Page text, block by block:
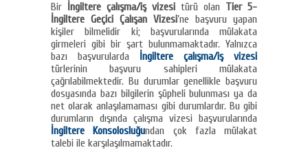
Bir İngiltere çalışma/iş vizesi türü olan Tier 5-
İngiltere Geçici Çalışan Vizesi’ne başvuru yapan
kişiler bilmelidir ki; başvurularında mülakata
girmeleri gibi bir şart bulunmamaktadır. Yalnızca
bazı başvurularda İngiltere çalışma/iş vizesi
türlerinin başvuru sahipleri mülakata
çağrılabilmektedir. Bu durumlar genellikle başvuru
dosyasında bazı bilgilerin şüpheli bulunması ya da
net olarak anlaşılamaması gibi durumlardır. Bu gibi
durumların dışında çalışma vizesi başvurularında
İngiltere Konsolosluğundan çok fazla mülakat
talebi ile karşılaşılmamaktadır.